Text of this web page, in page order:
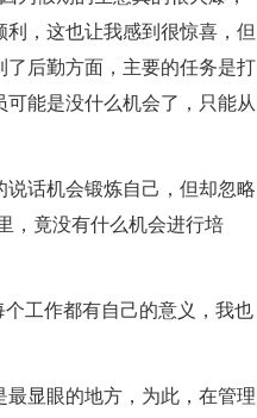
，这也让我感到很惊喜，但
后勤方面，主要的任务是打
能是没什么机会了，只能从
话机会锻炼自己，但却忽略
，竟没有什么机会进行培
工作都有自己的意义，我也
显眼的地方，为此，在管理